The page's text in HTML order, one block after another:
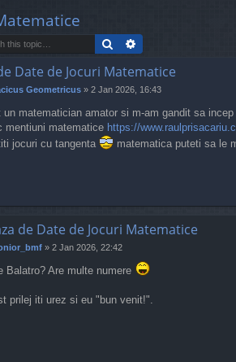
Search
Date de Jocuri Matematice
Geometricus» 2 Jan 2026, 16:43
un matematician amator si m-am gandit sa
mentiuni matematice https://
jocuri cu tangenta
matematica puteti sa le
de Date de Jocuri Matematice
» 2 Jan 2026, 22:42
Balatro? Are multe numere
prilej iti urez si eu "bun venit!".